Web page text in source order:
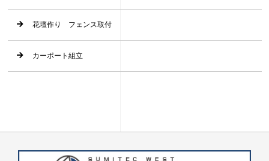
花壇作り フェンス取付
カーポート組立